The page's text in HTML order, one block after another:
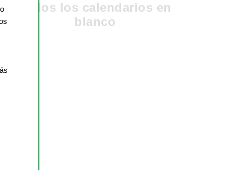
Todos los calendarios en
blanco